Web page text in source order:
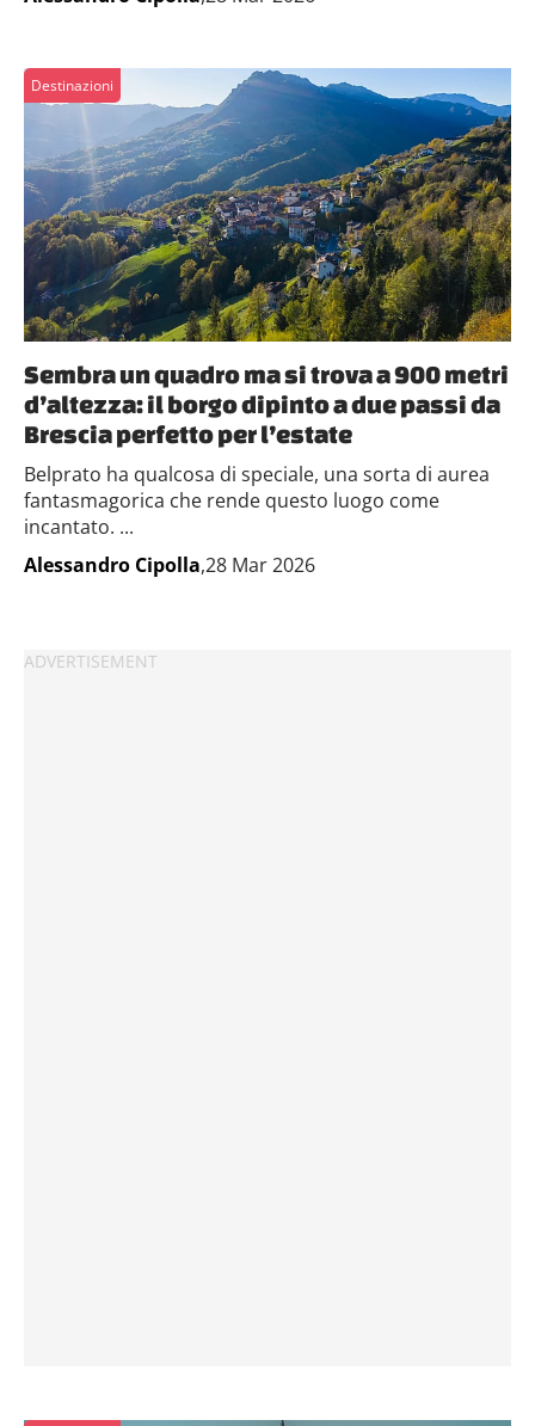
Destinazioni
Sembra un quadro ma si trova a 900 metri
d’altezza: il borgo dipinto a due passi da
Brescia perfetto per l’estate
Belprato ha qualcosa di speciale, una sorta di aurea
fantasmagorica che rende questo luogo come
incantato. ...
Alessandro Cipolla,28 Mar 2026